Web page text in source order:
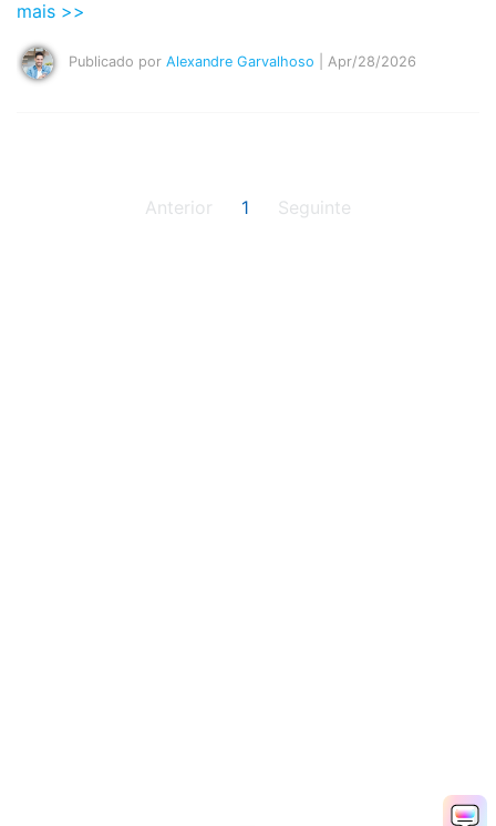
mais >>
Publicado por Alexandre Garvalhoso | Apr/28/2026
Anterior 1 Seguinte